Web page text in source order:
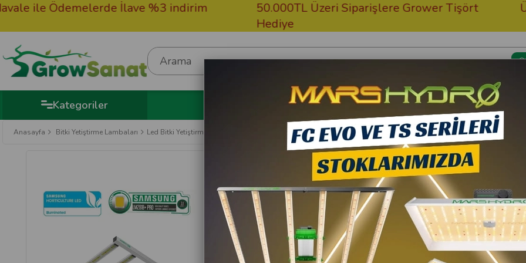
Ödemelerde İlave %3 indirim
50.000TL Üzeri Siparişlere Grower Tişört
Ücretsiz
Kategoriler Kargom Nerede? Bitki Besin
Anasayfa Bitki Yetiştirme Lambaları Led Bitki Yetiştirme Lambası Lazerlite Pro 720W Samsung Full Spectrum Led Bitki Yetiştirme Lambası
Pure Factory
Lazerlite Pro 720W
Yetiştirme Lambası
28.600,00 TL
25.740,00 TL